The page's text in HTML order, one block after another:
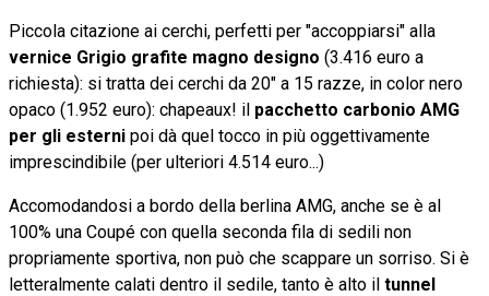
Piccola citazione ai cerchi, perfetti per "accoppiarsi" alla
vernice Grigio grafite magno designo (3.416 euro a
richiesta): si tratta dei cerchi da 20" a 15 razze, in color nero
opaco (1.952 euro): chapeaux! il pacchetto carbonio AMG
per gli esterni poi dà quel tocco in più oggettivamente
imprescindibile (per ulteriori 4.514 euro...)
Accomodandosi a bordo della berlina AMG, anche se è al
100% una Coupé con quella seconda fila di sedili non
propriamente sportiva, non può che scappare un sorriso. Si è
letteralmente calati dentro il sedile, tanto è alto il tunnel